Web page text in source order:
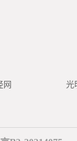
网 光